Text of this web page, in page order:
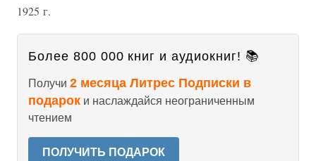
1925 г.
Более 800 000 книг и аудиокниг! 📚
Получи 2 месяца Литрес Подписки в
подарок и наслаждайся неограниченным
чтением
ПОЛУЧИТЬ ПОДАРОК